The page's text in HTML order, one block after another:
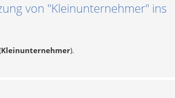
von "Kleinunternehmer" ins
Kleinunternehmer).